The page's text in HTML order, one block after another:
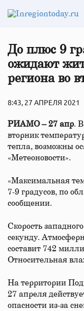
До плюс 9
ожидают
региона во
8:43, 27 АПРЕЛЯ 2021
РИАМО – 27 апр.
вторник
тепла, возможны
«Метеоновости».
«Максимальная
7-9 градусов, по
сообщении.
Скорость
секунду.
составит 742
Относительная
На территории
27 апреля
опасности из-за